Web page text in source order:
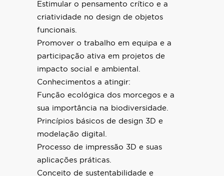
Estimular o pensamento crítico e a
criatividade no design de objetos
funcionais.
Promover o trabalho em equipa e a
participação ativa em projetos de
impacto social e ambiental.
Conhecimentos a atingir:
Função ecológica dos morcegos e a
sua importância na biodiversidade.
Princípios básicos de design 3D e
modelação digital.
Processo de impressão 3D e suas
aplicações práticas.
Conceito de sustentabilidade e